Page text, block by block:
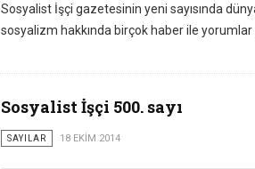
Sosyalist İşçi gazetesinin yeni sayısında
sosyalizm hakkında birçok haber ile yorumlar
Sosyalist İşçi 500. sayı
SAYILAR 18 EKIM 2014